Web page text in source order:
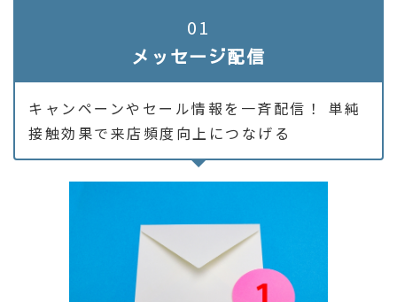
01
メッセージ配信
キャンペーンやセール情報を一斉配信！ 単純
接触効果で来店頻度向上につなげる